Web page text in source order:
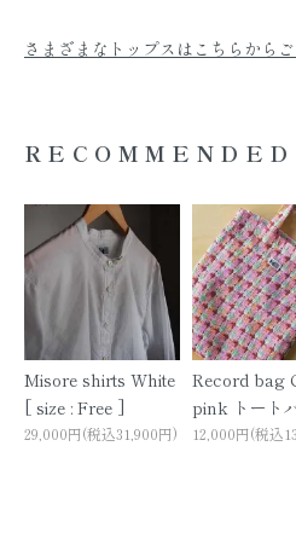
さまざまなトップスはこちらから
Misore shirts White
[ size : Free ]
29,000円(税込31,900円)
Record bag
pink トート
12,000円(税込